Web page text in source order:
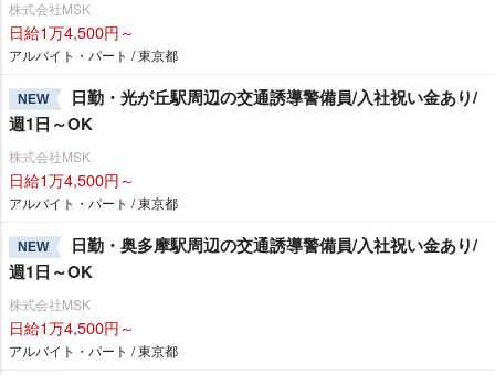
株式会社MSK
日給1万4,500円～
アルバイト・パート / 東京都
NEW
日勤・光が丘駅周辺の交通誘導警備員/入社祝い金あり/
週1日～OK
株式会社MSK
日給1万4,500円～
アルバイト・パート / 東京都
NEW
日勤・奥多摩駅周辺の交通誘導警備員/入社祝い金あり/
週1日～OK
株式会社MSK
日給1万4,500円～
アルバイト・パート / 東京都